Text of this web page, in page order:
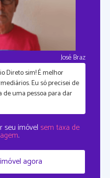
José Braz
Direto sim!É melhor
Eu só precisei de
de uma pessoa para dar
seu imóvel sem taxa de
.
agora